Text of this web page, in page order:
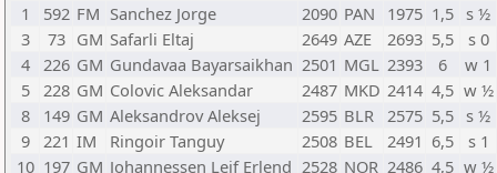
1
592 FM Sanchez Jorge 2090 PAN 1975 1,5 s ½
3
73 GM Safarli Eltaj 2649 AZE 2693 5,5
s 0
4 226 GM Gundavaa Bayarsaikhan 2501 MGL 2393 6
w 1
5 228 GM Colovic Aleksandar 2487 MKD 2414 4,5 w ½
8
149 GM Aleksandrov Aleksej 2595 BLR 2575 5,5 s ½
9 221 IM Ringoir Tanguy 2508 BEL 2491 6,5
s 1
10 197 GM Johannessen Leif Erlend 2528 NOR 2486 4,5 w ½